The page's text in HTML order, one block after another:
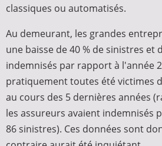
classiques ou automatisés.
Au demeurant, les grandes
une baisse de 40 % de sinistres et
indemnisés par rapport à l'année
pratiquement toutes été victimes
au cours des 5 dernières années
les assureurs avaient indemnisés
86 sinistres). Ces données sont